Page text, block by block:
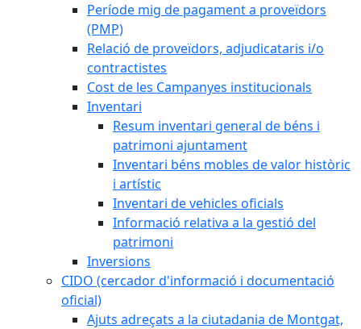
Període mig de pagament a proveïdors
(PMP)
Relació de proveïdors, adjudicataris i/o
contractistes
Cost de les Campanyes institucionals
Inventari
Resum inventari general de béns i
patrimoni ajuntament
Inventari béns mobles de valor històric
i artístic
Inventari de vehicles oficials
Informació relativa a la gestió del
patrimoni
Inversions
CIDO (cercador d'informació i documentació
oficial)
Ajuts adreçats a la ciutadania de Montgat,